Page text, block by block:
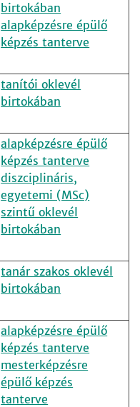
birtokában
alapképzésre épülő
képzés tanterve
tanítói oklevél
birtokában
alapképzésre épülő
képzés tanterve
diszciplináris,
egyetemi (MSc)
szintű oklevél
birtokában
tanár szakos oklevél
birtokában
alapképzésre épülő
képzés tanterve
mesterképzésre
épülő képzés
tanterve